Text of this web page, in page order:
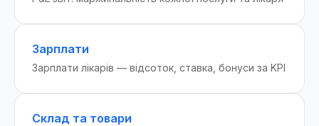
Зарплати
Зарплати лікарів — відсоток, ставка, бонуси за KPI
Склад та товари